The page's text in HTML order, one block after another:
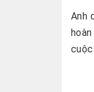
Anh
cuộc